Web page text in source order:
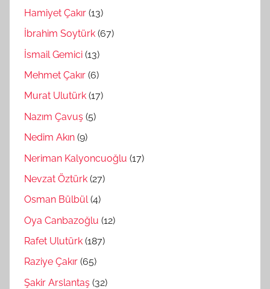
Hamiyet Çakır (13)
İbrahim Soytürk (67)
İsmail Gemici (13)
Mehmet Çakır (6)
Murat Ulutürk (17)
Nazım Çavuş (5)
Nedim Akın (9)
Neriman Kalyoncuoğlu (17)
Nevzat Öztürk (27)
Osman Bülbül(4)
Oya Canbazoğlu (12)
Rafet Ulutürk (187)
Raziye Çakır (65)
Şakir Arslantaş (32)